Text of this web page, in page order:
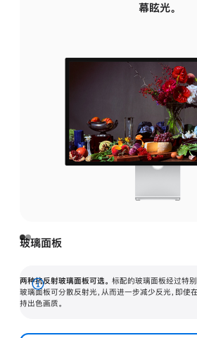
幕眩光。
玻璃面板
两种抗反射玻璃面板可选。 标配的玻璃面板经过特别
玻璃面板可分散反射光，从而进一步减少反光，即使
持出色画质。
展
开